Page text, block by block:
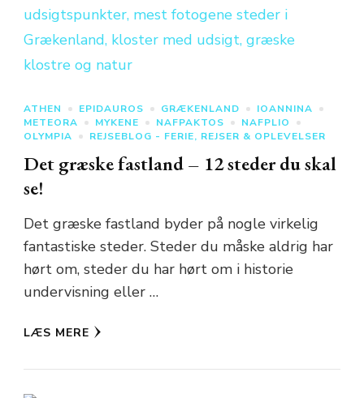
ATHEN EPIDAUROS GRÆKENLAND
IOANNINA
METEORA
MYKENE NAFPAKTOS
NAFPLIO
OLYMPIA
REJSEBLOG - FERIE, REJSER & OPLEVELSER
Det græske fastland – 12 steder du skal
se!
Det græske fastland byder på nogle virkelig
fantastiske steder. Steder du måske aldrig har
hørt om, steder du har hørt om i historie
undervisning eller …
LÆS MERE